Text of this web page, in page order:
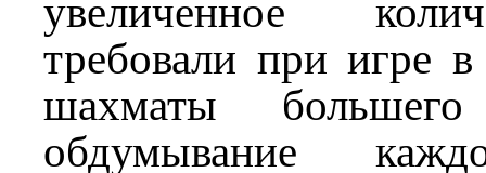
увеличенное
требовали при игре в
шахматы
обдумывание